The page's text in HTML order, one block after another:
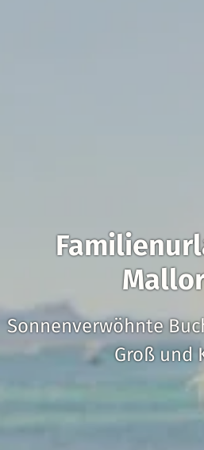
Sonnenverwöhnte
Groß und